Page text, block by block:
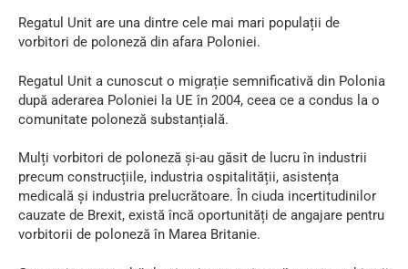
Regatul Unit are una dintre cele mai mari populații de
vorbitori de poloneză din afara Poloniei.
Regatul Unit a cunoscut o migrație semnificativă din Polonia
după aderarea Poloniei la UE în 2004, ceea ce a condus la o
comunitate poloneză substanțială.
Mulți vorbitori de poloneză și-au găsit de lucru în industrii
precum construcțiile, industria ospitalității, asistența
medicală și industria prelucrătoare. În ciuda incertitudinilor
cauzate de Brexit, există încă oportunități de angajare pentru
vorbitorii de poloneză în Marea Britanie.